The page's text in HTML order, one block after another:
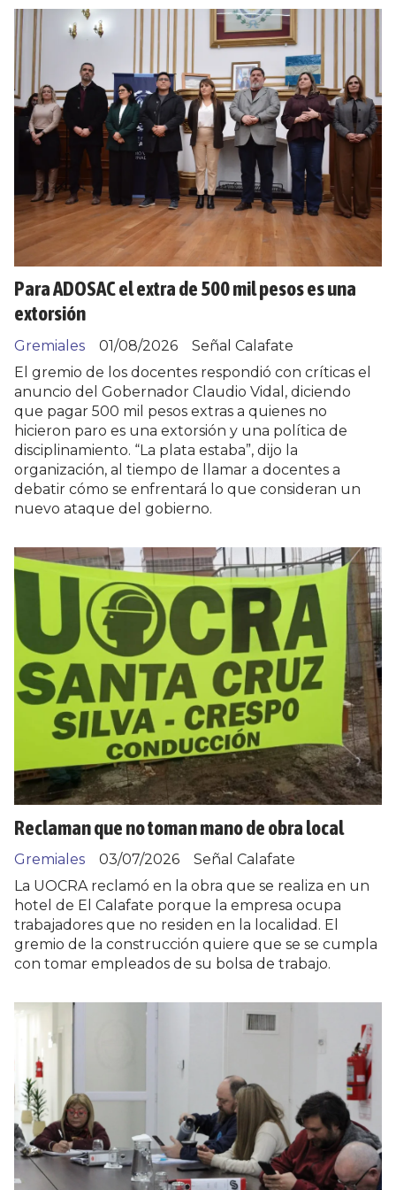
Para ADOSAC el extra de 500 mil pesos es una
extorsión
Señal Calafate
Gremiales
01/08/2026
El gremio de los docentes respondió con críticas el
anuncio del Gobernador Claudio Vidal, diciendo
que pagar 500 mil pesos extras a quienes no
hicieron paro es una extorsión y una política de
disciplinamiento. “La plata estaba”, dijo la
organización, al tiempo de llamar a docentes a
debatir cómo se enfrentará lo que consideran un
nuevo ataque del gobierno.
Reclaman que no toman mano de obra local
Señal Calafate
Gremiales
03/07/2026
La UOCRA reclamó en la obra que se realiza en un
hotel de El Calafate porque la empresa ocupa
trabajadores que no residen en la localidad. El
gremio de la construcción quiere que se se cumpla
con tomar empleados de su bolsa de trabajo.